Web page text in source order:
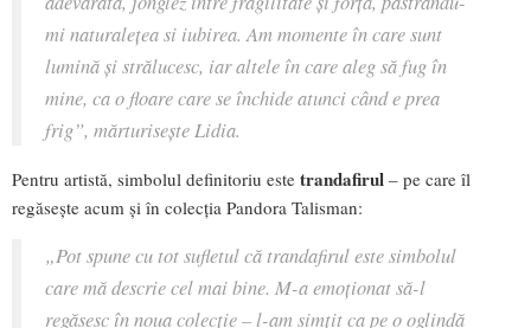
mi naturalețea si iubirea. Am momente în care sunt
lumină și strălucesc, iar altele în care aleg să fug în
mine, ca o floare care se închide atunci când e prea
frig”, mărturisește Lidia.
Pentru artistă, simbolul definitoriu este trandafirul – pe care îl
regăsește acum și în colecția Pandora Talisman:
„Pot spune cu tot sufletul că trandafirul este simbolul
care mă descrie cel mai bine. M-a emoționat să-l
regăsesc în noua colecție – l-am simțit ca pe o oglindă